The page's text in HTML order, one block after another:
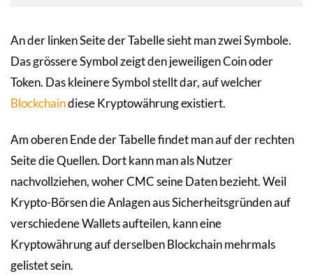
An der linken Seite der Tabelle sieht man zwei Symbole.
Das grössere Symbol zeigt den jeweiligen Coin oder
Token. Das kleinere Symbol stellt dar, auf welcher
Blockchaindiese Kryptowährung existiert.
Am oberen Ende der Tabelle findet man auf der rechten
Seite die Quellen. Dort kann man als Nutzer
nachvollziehen, woher CMC seine Daten bezieht. Weil
Krypto-Börsen die Anlagen aus Sicherheitsgründen auf
verschiedene Wallets aufteilen, kann eine
Kryptowährung auf derselben Blockchain mehrmals
gelistet sein.